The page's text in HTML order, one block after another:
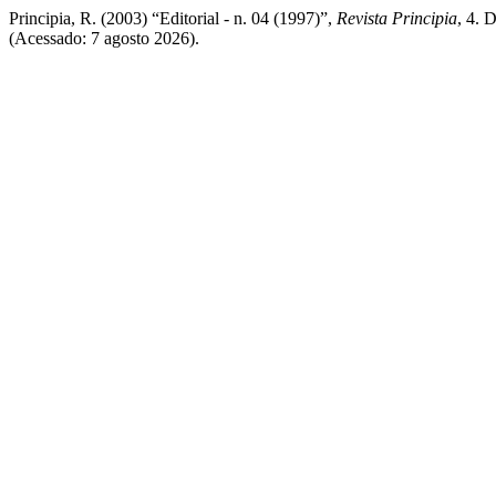
Principia, R. (2003) “Editorial - n. 04 (1997)”, Revista Principia, 4.
(Acessado: 7 agosto 2026).